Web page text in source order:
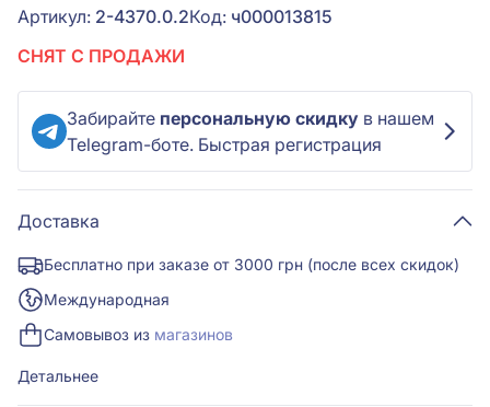
Артикул: 2-4370.0.2Код: ч000013815
СНЯТ С ПРОДАЖИ
Забирайте персональную скидку в нашем
Telegram-боте. Быстрая регистрация
Доставка
Бесплатно при заказе от 3000 грн (после всех скидок)
Международная
Самовывоз из магазинов
Детальнее